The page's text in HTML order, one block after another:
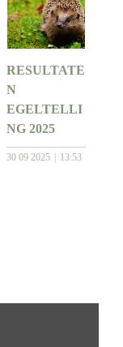
RESULTATE
N
EGELTELLI
NG 2025
30 09 2025 13:53